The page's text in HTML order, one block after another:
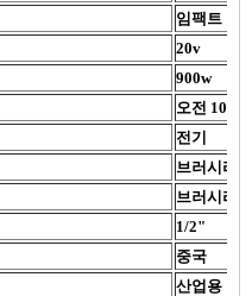
임팩트 렌
20v
900w
오전 10시
전기
브러시리
브러시리스
1/2"
중국
산업용